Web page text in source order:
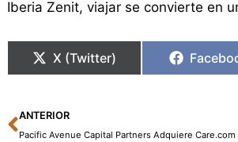
Iberia Zenit, viajar se convierte en
X (Twitter)
Ant
ANTERIOR
Pacific Avenue Capital Partners Adquiere Care.com